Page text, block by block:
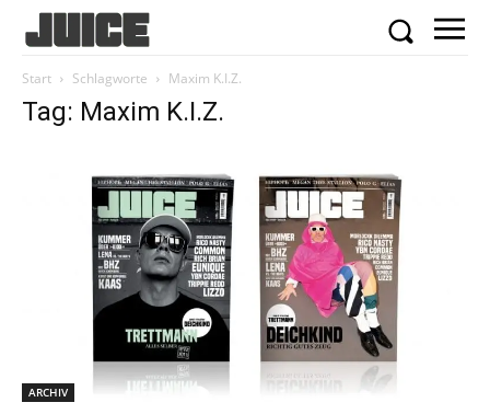
Start Schlagworte Maxim K.I.Z.
Tag: Maxim K.I.Z.
ARCHIV